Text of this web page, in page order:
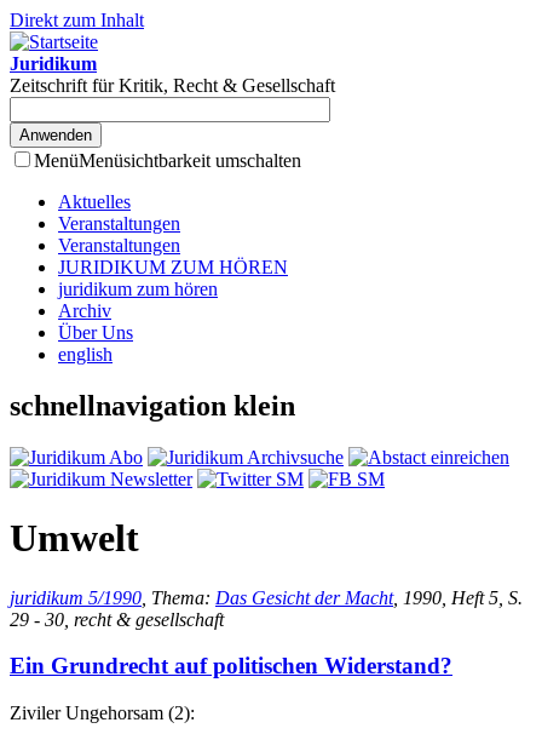
Direkt zum Inhalt
Juridikum
Zeitschrift für Kritik, Recht & Gesellschaft
MenüMenüsichtbarkeit umschalten
Aktuelles
Veranstaltungen
Veranstaltungen
JURIDIKUM ZUM HÖREN
juridikum zum hören
Archiv
Über Uns
english
schnellnavigation klein
Umwelt
juridikum 5/1990 , Thema: Das Gesicht der Macht, 1990, Heft 5, S.
29 - 30, recht & gesellschaft
Ein Grundrecht auf politischen Widerstand?
Ziviler Ungehorsam (2):